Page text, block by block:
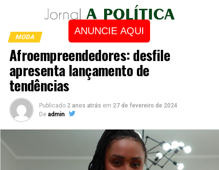
ANUNCIE AQUI
MODA
Afroempreendedores: desfile
apresenta lançamento de
tendências
Publicado 2 anos atrás em 27 de fevereiro de 2024
De admin